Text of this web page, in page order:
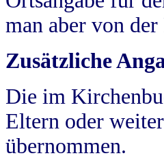
man aber von
Zusätzliche
Die im
Eltern oder
übernommen.